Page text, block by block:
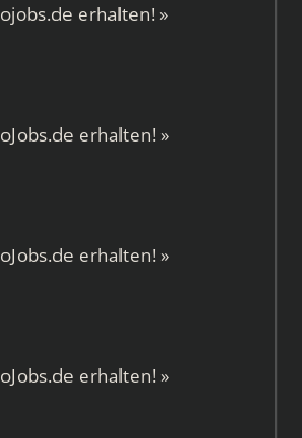
erhalten! »
erhalten! »
erhalten! »
erhalten! »